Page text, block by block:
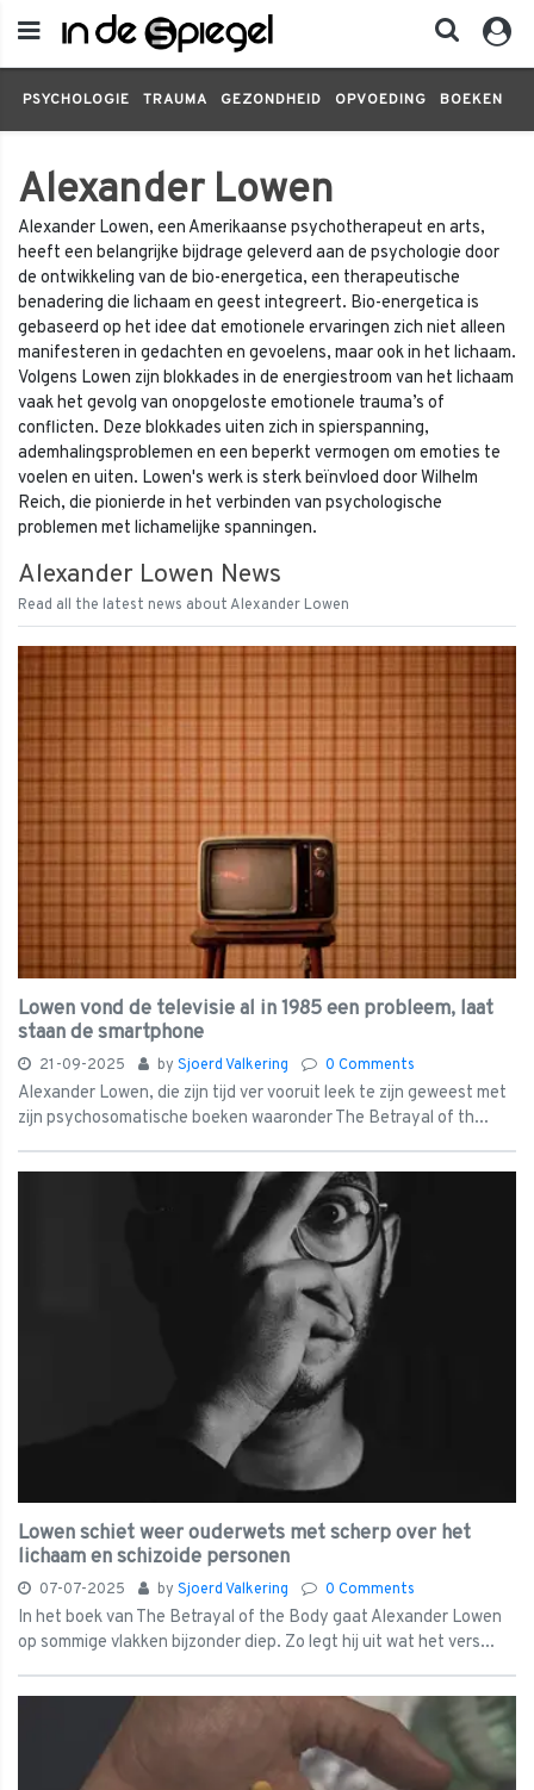
PSYCHOLOGIE TRAUMA GEZONDHEID OPVOEDING BOEKEN
Alexander Lowen
Alexander Lowen, een Amerikaanse psychotherapeut en arts,
heeft een belangrijke bijdrage geleverd aan de psychologie door
de ontwikkeling van de bio-energetica, een therapeutische
benadering die lichaam en geest integreert. Bio-energetica is
gebaseerd op het idee dat emotionele ervaringen zich niet alleen
manifesteren in gedachten en gevoelens, maar ook in het lichaam.
Volgens Lowen zijn blokkades in de energiestroom van het lichaam
vaak het gevolg van onopgeloste emotionele trauma’s of
conflicten. Deze blokkades uiten zich in spierspanning,
ademhalingsproblemen en een beperkt vermogen om emoties te
voelen en uiten. Lowen's werk is sterk beïnvloed door Wilhelm
Reich, die pionierde in het verbinden van psychologische
problemen met lichamelijke spanningen.
Alexander Lowen News
Read all the latest news about Alexander Lowen
Lowen vond de televisie al in 1985 een probleem, laat
staan de smartphone
21-09-2025 by Sjoerd Valkering 0 Comments
Alexander Lowen, die zijn tijd ver vooruit leek te zijn geweest met
zijn psychosomatische boeken waaronder The Betrayal of th...
Lowen schiet weer ouderwets met scherp over het
lichaam en schizoide personen
07-07-2025 by Sjoerd Valkering 0 Comments
In het boek van The Betrayal of the Body gaat Alexander Lowen
op sommige vlakken bijzonder diep. Zo legt hij uit wat het vers...